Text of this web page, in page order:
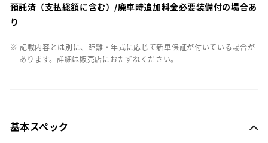
預託済（支払総額に含む）/廃車時追加料金必要装備付の場合あ
り
※ 記載内容とは別に、距離・年式に応じて新車保証が付いている場合が
あります。詳細は販売店におたずねください。
基本スペック